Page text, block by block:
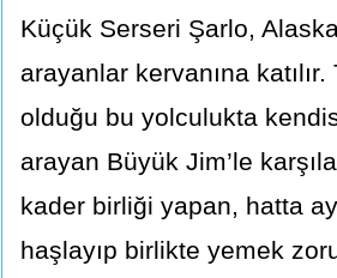
Küçük Serseri Şarlo,
arayanlar kervanına katılır.
olduğu bu yolculukta
arayan Büyük Jim’le
kader birliği yapan, hatta
haşlayıp birlikte yemek